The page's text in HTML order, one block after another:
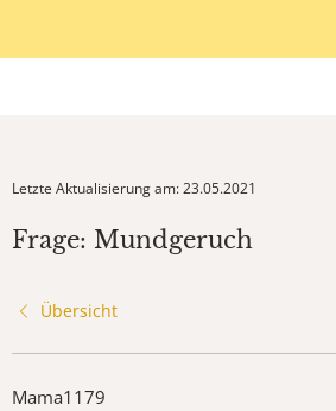
Letzte Aktualisierung am: 23.05.2021
Frage: Mundgeruch
Übersicht
Mama1179